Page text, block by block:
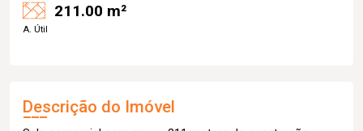
211.00 m²
A. Útil
Descrição do Imóvel